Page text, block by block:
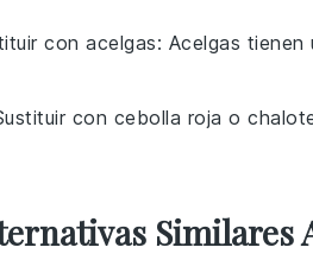
con acelgas: Acelgas
con cebolla roja o
Similares